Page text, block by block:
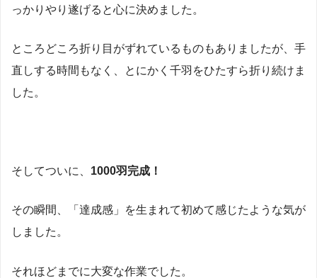
っかりやり遂げると心に決めました。
ところどころ折り目がずれているものもありましたが、手
直しする時間もなく、とにかく千羽をひたすら折り続けま
した。
そしてついに、 1000羽完成！
その瞬間、「達成感」を生まれて初めて感じたような気が
しました。
それほどまでに大変な作業でした。